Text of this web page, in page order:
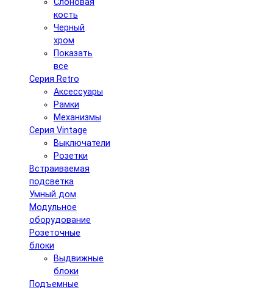
Слоновая
кость
Черный
хром
Показать
все
Серия Retro
Аксессуары
Рамки
Механизмы
Серия Vintage
Выключатели
Розетки
Встраиваемая
подсветка
Умный дом
Модульное
оборудование
Розеточные
блоки
Выдвижные
блоки
Подъемные